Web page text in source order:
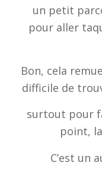
un petit
pour aller
Bon, cela
difficile de
surtout pour
point,
C’est un